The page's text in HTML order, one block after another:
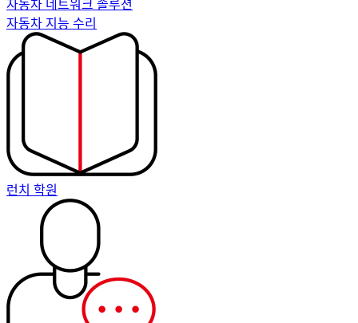
자동차 네트워크 솔루션
자동차 지능 수리
런치 학원